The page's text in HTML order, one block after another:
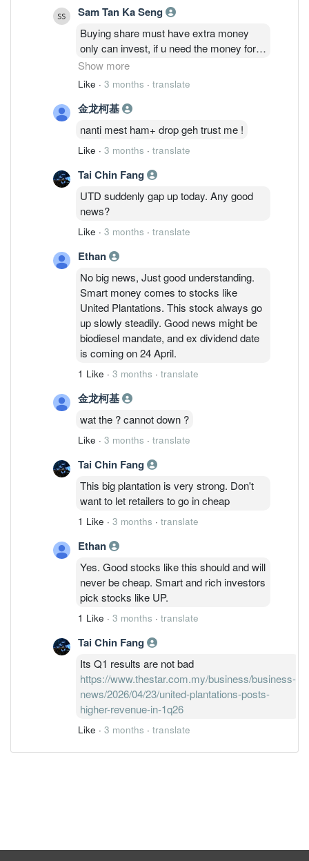
Sam Tan Ka Seng
Buying share must have extra money
only can invest, if u need the money for
other purpose or usage u wont have
holding power. Buy share or land for
money and wont affect your life or
business turn over. That’s my view, bro!
Show more
Like · 3 months · translate
金龙柯基
nanti mest ham+ drop geh trust me !
Like · 3 months · translate
Tai Chin Fang
UTD suddenly gap up today. Any good
news?
Like · 3 months · translate
Ethan
No big news, Just good understanding.
Smart money comes to stocks like
United Plantations. This stock always go
up slowly steadily. Good news might be
biodiesel mandate, and ex dividend date
is coming on 24 April.
1 Like · 3 months · translate
金龙柯基
wat the ? cannot down ?
Like · 3 months · translate
Tai Chin Fang
This big plantation is very strong. Don't
want to let retailers to go in cheap
1 Like · 3 months · translate
Ethan
Yes. Good stocks like this should and will
never be cheap. Smart and rich investors
pick stocks like UP.
1 Like · 3 months · translate
Tai Chin Fang
Its Q1 results are not bad
https://www.thestar.com.my/business/business-
news/2026/04/23/united-plantations-posts-
higher-revenue-in-1q26
Like · 3 months · translate